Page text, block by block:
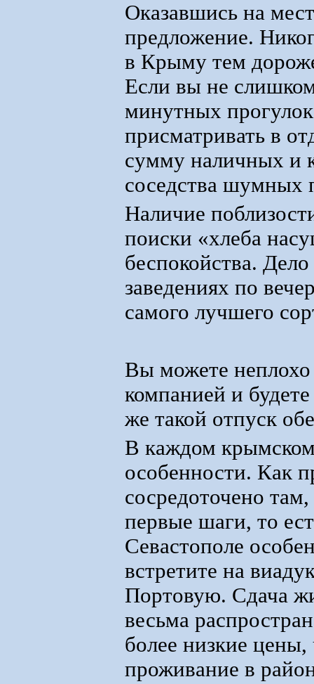
Оказавшись на
предложение.
в Крыму тем
Если вы не
минутных
присматривать в
сумму наличных и
соседства шумных
Наличие
поиски «хлеба
беспокойства.
заведениях по
самого лучшего
Вы можете неплохо
компанией и
же такой отпуск
В каждом
особенности. Как
сосредоточено
первые шаги, то
Севастополе
встретите на
Портовую. Сдача
весьма
более низкие
проживание в